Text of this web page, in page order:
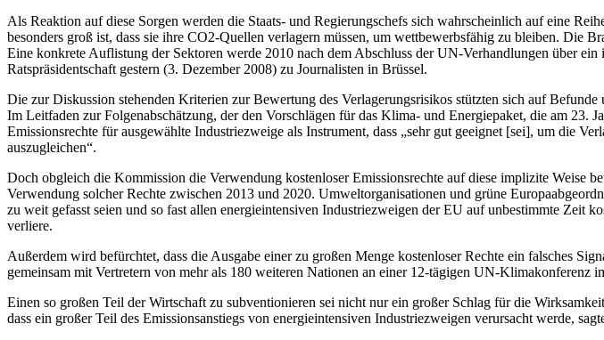
Als Reaktion auf diese Sorgen werden die Staats- und Regierungschefs sich wahrscheinlich auf eine
besonders groß ist, dass sie ihre CO2-Quellen verlagern müssen, um wettbewerbsfähig zu bleiben. Die
Eine konkrete Auflistung der Sektoren werde 2010 nach dem Abschluss der UN-Verhandlungen über
Ratspräsidentschaft gestern (3. Dezember 2008) zu Journalisten in Brüssel.
Die zur Diskussion stehenden Kriterien zur Bewertung des Verlagerungsrisikos stützten sich auf
Im Leitfaden zur Folgenabschätzung, der den Vorschlägen für das Klima- und Energiepaket, die am 23.
Emissionsrechte für ausgewählte Industriezweige als Instrument, dass „sehr gut geeignet [sei], um die
auszugleichen“.
Doch obgleich die Kommission die Verwendung kostenloser Emissionsrechte auf diese implizite Weise
Verwendung solcher Rechte zwischen 2013 und 2020. Umweltorganisationen und grüne
zu weit gefasst seien und so fast allen energieintensiven Industriezweigen der EU auf unbestimmte Zeit
verliere.
Außerdem wird befürchtet, dass die Ausgabe einer zu großen Menge kostenloser Rechte ein falsches
gemeinsam mit Vertretern von mehr als 180 weiteren Nationen an einer 12-tägigen UN-Klimakonferenz
Einen so großen Teil der Wirtschaft zu subventionieren sei nicht nur ein großer Schlag für die
dass ein großer Teil des Emissionsanstiegs von energieintensiven Industriezweigen verursacht werde,